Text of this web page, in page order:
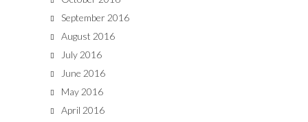
September 2016
August 2016
July 2016
June 2016
May 2016
April 2016